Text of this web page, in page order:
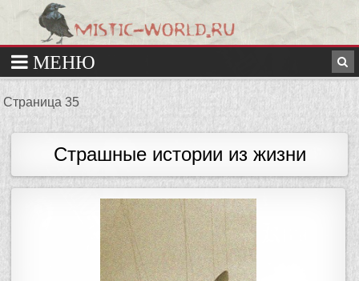
Страница 35
Страшные истории из жизни